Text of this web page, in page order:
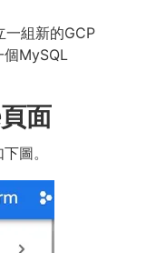
組新的GCP
個MySQL
⾯
圖。